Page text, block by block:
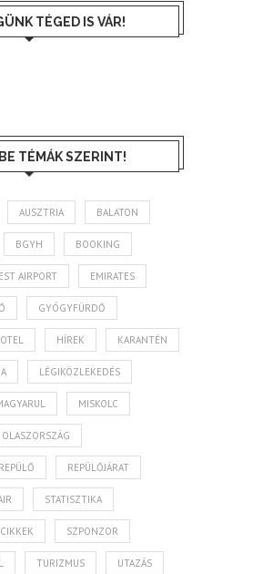
TÉGED IS VÁR!
TÉMÁK SZERINT!
AUSZTRIA BALATON
BGYH BOOKING
AIRPORT EMIRATES
GYÓGYFÜRDŐ
HÍREK KARANTÉN
LÉGIKÖZLEKEDÉS
MISKOLC
OLASZORSZÁG
REPÜLŐ REPÜLŐJÁRAT
STATISZTIKA
SZPONZOR
TURIZMUS UTAZÁS